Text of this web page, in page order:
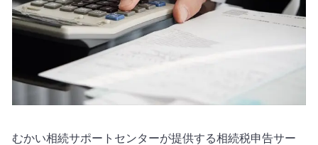
むかい相続サポートセンターが提供する相続税申告サー